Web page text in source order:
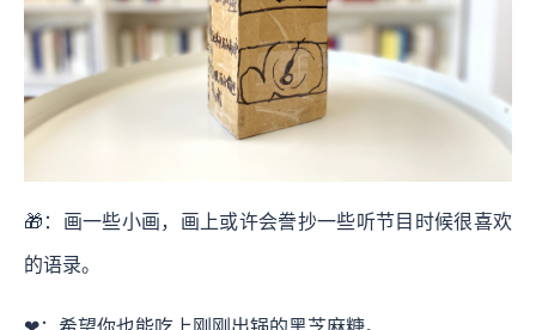
🎁：画一些小画，画上或许会誊抄一些听节目时候很喜欢
的语录。